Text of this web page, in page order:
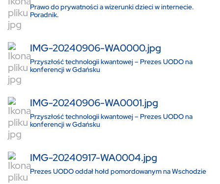
Prawo do prywatności a wizerunki dzieci w internecie.
Poradnik.
IMG-20240906-WA0000.jpg
Przyszłość technologii kwantowej – Prezes UODO na
konferencji w Gdańsku
IMG-20240906-WA0001.jpg
Przyszłość technologii kwantowej – Prezes UODO na
konferencji w Gdańsku
IMG-20240917-WA0004.jpg
Prezes UODO oddał hołd pomordowanym na Wschodzie